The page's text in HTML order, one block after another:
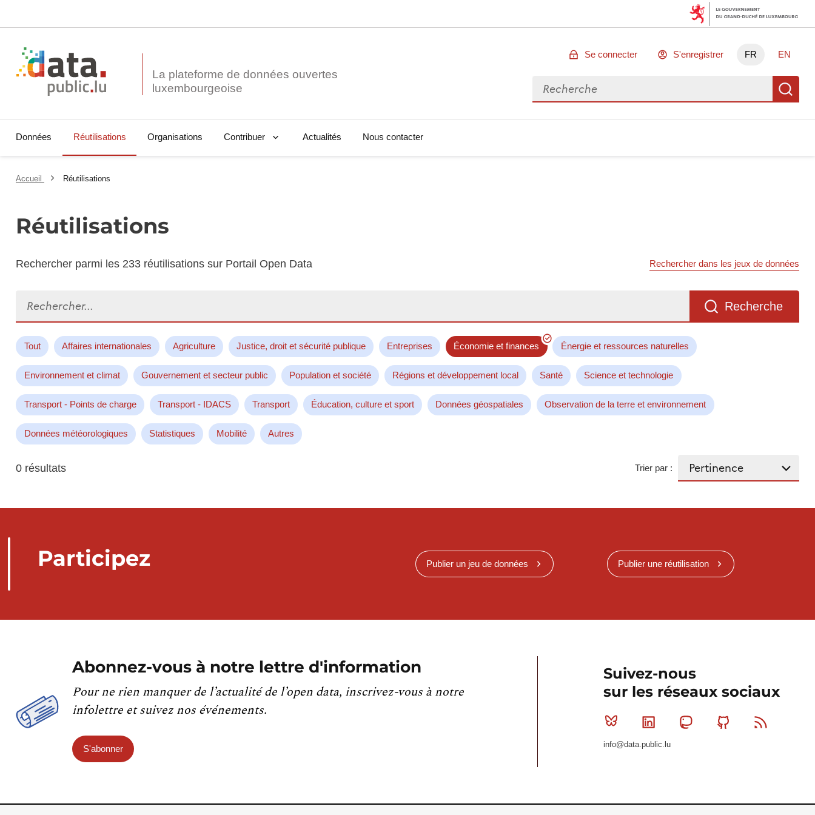
La plateforme de données ouvertes
Se connecter S'enregistrer FR EN
Rechercher des données
Données Réutilisations Organisations Contribuer Actualités Nous contacter
Accueil Réutilisations
Réutilisations
Rechercher parmi les 233 réutilisations sur Portail Open Data Rechercher dans les jeux de données
Recherche
Tout Affaires internationales Agriculture Justice, droit et sécurité publique Entreprises Économie et finances Énergie et ressources naturelles
Environnement et climat Gouvernement et secteur public Population et société Régions et développement local Santé Science et technologie
Transport - Points de charge Transport - IDACS Transport Éducation, culture et sport Données géospatiales Observation de la terre et environnement
Données météorologiques Statistiques Mobilité Autres
0 résultats Trier par :
Participez Publier un jeu de données Publier une réutilisation
Abonnez-vous à notre lettre d'information
Pour ne rien manquer de l’actualité de l’open data, inscrivez-vous à notre
infolettre et suivez nos événements.
S'abonner
Suivez-nous
sur les réseaux sociaux
Bluesky Linkedin MastodonGithub
info@data.public.lu